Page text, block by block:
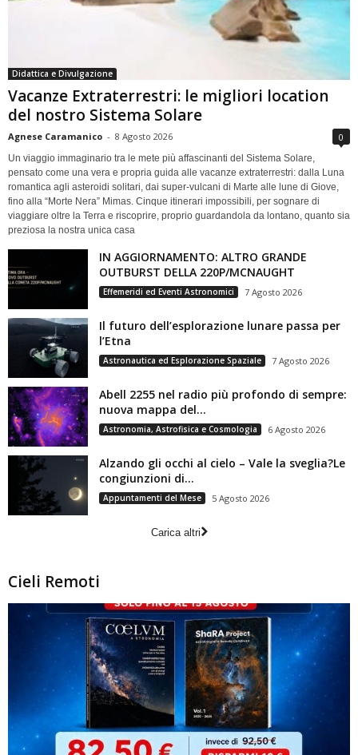
Didattica e Divulgazione
Vacanze Extraterrestri: le migliori location
del nostro Sistema Solare
Agnese Caramanico - 8 Agosto 2026 0
Un viaggio immaginario tra le mete più affascinanti del Sistema Solare,
pensato come una vera e propria guida alle vacanze extraterrestri: dalla Luna
romantica agli asteroidi solitari, dai super-vulcani di Marte alle lune di Giove,
fino alla “Morte Nera” Mimas. Cinque itinerari impossibili, per sognare di
viaggiare oltre la Terra e riscoprire, proprio guardandola da lontano, quanto sia
preziosa la nostra unica casa
IN AGGIORNAMENTO: ALTRO GRANDE
OUTBURST DELLA 220P/MCNAUGHT
Effemeridi ed Eventi Astronomici 7 Agosto 2026
Il futuro dell’esplorazione lunare passa per
l’Etna
Astronautica ed Esplorazione Spaziale 7 Agosto 2026
Abell 2255 nel radio più profondo di sempre:
nuova mappa del...
Astronomia, Astrofisica e Cosmologia 6 Agosto 2026
Alzando gli occhi al cielo – Vale la sveglia?Le
congiunzioni di...
Appuntamenti del Mese 5 Agosto 2026
Carica altri
Cieli Remoti